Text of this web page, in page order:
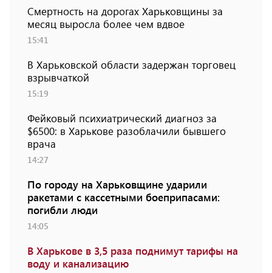
Смертность на дорогах Харьковщины за
месяц выросла более чем вдвое
15:41
В Харьковской области задержан торговец
взрывчаткой
15:19
Фейковый психиатрический диагноз за
$6500: в Харькове разоблачили бывшего
врача
14:27
По городу на Харьковщине ударили
ракетами с кассетными боеприпасами:
погибли люди
14:05
В Харькове в 3,5 раза поднимут тарифы на
воду и канализацию